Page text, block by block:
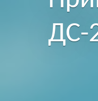
ДС-